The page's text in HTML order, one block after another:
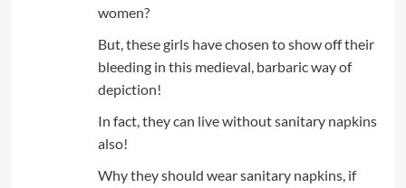
women?
But, these girls have chosen to show off their
bleeding in this medieval, barbaric way of
depiction!
In fact, they can live without sanitary napkins
also!
Why they should wear sanitary napkins, if